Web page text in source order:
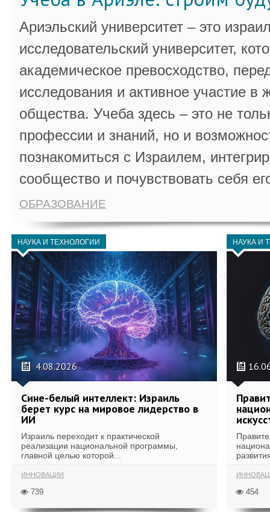
Ариэльский университет – это
исследовательский университет,
академическое превосходство,
исследования и активное участие в
общества. Учеба здесь – это не
профессии и знаний, но и
познакомиться с Израилем,
сообщество и почувствовать себя
ОБРАЗОВАНИЕ
НАУКА И ТЕХНОЛОГИИ
4.08.2026
Сине-белый интеллект: Израиль
берет курс на мировое лидерство в
ИИ
Израиль переходит к практической
реализации национальной программы,
главной целью которой...
ИННОВАЦИИ
739
НАУКА И
454